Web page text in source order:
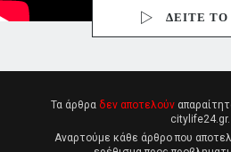
ΔΕΙΤΕ ΤΟ
Τα άρθρα δεν αποτελούν
citylife24.gr.
Αναρτούμε κάθε άρθρο που